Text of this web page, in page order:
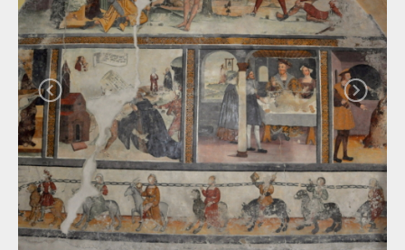
VOLUNTEERS
CONTACTS
PRESS